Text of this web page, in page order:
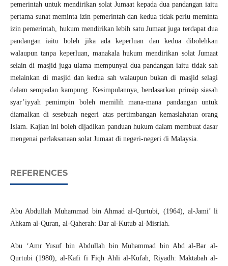
pemerintah untuk mendirikan solat Jumaat kepada dua pandangan iaitu
pertama sunat meminta izin pemerintah dan kedua tidak perlu meminta
izin pemerintah, hukum mendirikan lebih satu Jumaat juga terdapat dua
pandangan iaitu boleh jika ada keperluan dan kedua dibolehkan
walaupun tanpa keperluan, manakala hukum mendirikan solat Jumaat
selain di masjid juga ulama mempunyai dua pandangan iaitu tidak sah
melainkan di masjid dan kedua sah walaupun bukan di masjid selagi
dalam sempadan kampung. Kesimpulannya, berdasarkan prinsip siasah
syar’iyyah pemimpin boleh memilih mana-mana pandangan untuk
diamalkan di sesebuah negeri atas pertimbangan kemaslahatan orang
Islam. Kajian ini boleh dijadikan panduan hukum dalam membuat dasar
mengenai perlaksanaan solat Jumaat di negeri-negeri di Malaysia.
REFERENCES
Abu Abdullah Muhammad bin Ahmad al-Qurtubi, (1964), al-Jami’ li
Ahkam al-Quran, al-Qaherah: Dar al-Kutub al-Misriah.
Abu ‘Amr Yusuf bin Abdullah bin Muhammad bin Abd al-Bar al-
Qurtubi (1980), al-Kafi fi Fiqh Ahli al-Kufah, Riyadh: Maktabah al-